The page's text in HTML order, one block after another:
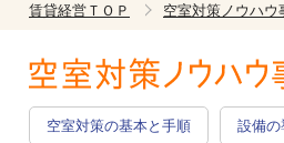
賃貸経営ＴＯＰ 空室対策ノウハウ
空室対策の基本と手順 設備の